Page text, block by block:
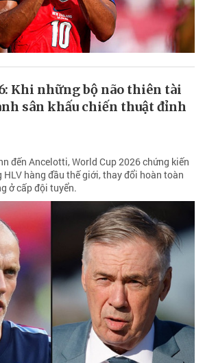
Khi những bộ não thiên tài
sân khấu chiến thuật đỉnh
đến Ancelotti, World Cup 2026 chứng kiến
HLV hàng đầu thế giới, thay đổi hoàn toàn
ở cấp đội tuyển.